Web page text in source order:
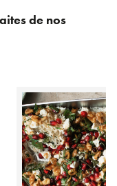
de nos